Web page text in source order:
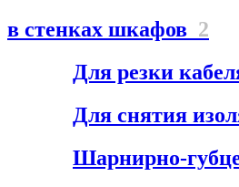
в стенках шкафов 2
Для резки
Для снятия
Шарнирно-